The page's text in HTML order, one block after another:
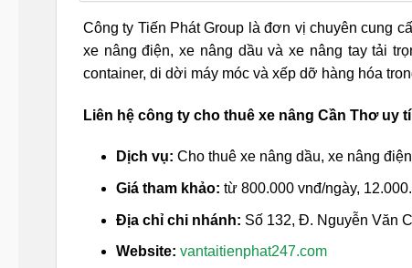
Công ty Tiến Phát Group là đơn vị chuyên cung
xe nâng điện, xe nâng dầu và xe nâng tay tải
container, di dời máy móc và xếp dỡ hàng hóa
Liên hệ công ty cho thuê xe nâng Cần Thơ uy
Dịch vụ: Cho thuê xe nâng dầu, xe nâng
Giá tham khảo: từ 800.000 vnđ/ngày,
Địa chỉ chi nhánh: Số 132, Đ. Nguyễn Văn
Website: vantaitienphat247.com